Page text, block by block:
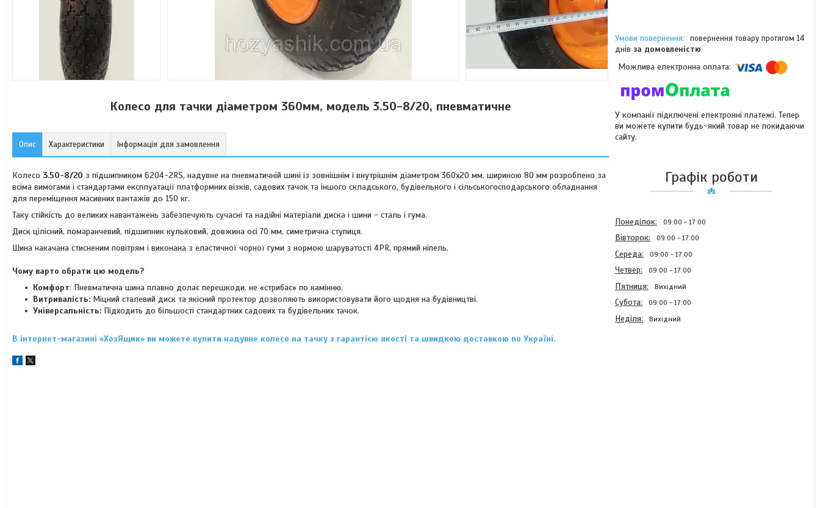
Колесо для тачки діаметром 360мм, модель 3.50-8/20, пневматичне
Опис Характеристики Інформація для замовлення
Колесо 3.50-8/20 з підшипником 6204-2RS, надувне на пневматичній шині із зовнішнім і внутрішнім діаметром 360х20 мм, шириною 80 мм розроблено за
всіма вимогами і стандартами експлуатації платформних візків, садових тачок та іншого складського, будівельного і сільськогосподарського обладнання
для переміщення масивних вантажів до 150 кг.
Таку стійкість до великих навантажень забезпечують сучасні та надійні матеріали диска і шини - сталь і гума.
Диск цілісний, помаранчевий, підшипник кульковий, довжина осі 70 мм, симетрична ступиця.
Шина накачана стисненим повітрям і виконана з еластичної чорної гуми з нормою шаруватості 4PR, прямий ніпель.
Чому варто обрати цю модель?
Комфорт: Пневматична шина плавно долає перешкоди, не «стрибає» по камінню.
Витривалість: Міцний сталевий диск та якісний протектор дозволяють використовувати його щодня на будівництві.
Універсальність: Підходить до більшості стандартних садових та будівельних тачок.
В інтернет-магазині «ХозЯщик» ви можете купити надувне колесо на тачку з гарантією якості та швидкою доставкою по Україні.
повернення товару протягом 14
днів за домовленістю
У компанії підключені електронні платежі. Тепер
ви можете купити будь-який товар не покидаючи
сайту.
Графік роботи
Понеділок 09:00 17:00
Вівторок 09:00 17:00
Середа 09:00 17:00
Четвер 09:00 17:00
Пʼятниця Вихідний
Субота 09:00 17:00
Неділя Вихідний